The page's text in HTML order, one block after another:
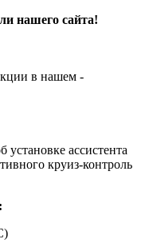
нашего сайта!
в нашем -
установке ассистента
круиз-контроль